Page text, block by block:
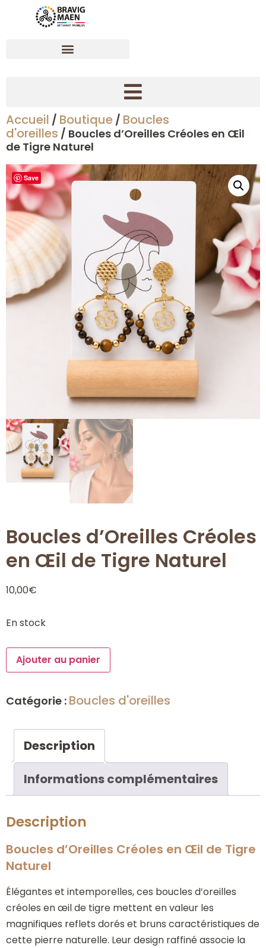
Accueil / Boutique / Boucles
d'oreilles / Boucles d’Oreilles Créoles en Œil
de Tigre Naturel
Save
Boucles d’Oreilles Créoles
en Œil de Tigre Naturel
10,00€
En stock
Ajouter au panier
Catégorie : Boucles d'oreilles
Description
Informations complémentaires
Description
Boucles d’Oreilles Créoles en Œil de Tigre
Naturel
Élégantes et intemporelles, ces boucles d’oreilles
créoles en œil de tigre mettent en valeur les
magnifiques reflets dorés et bruns caractéristiques de
cette pierre naturelle. Leur design raffiné associe la